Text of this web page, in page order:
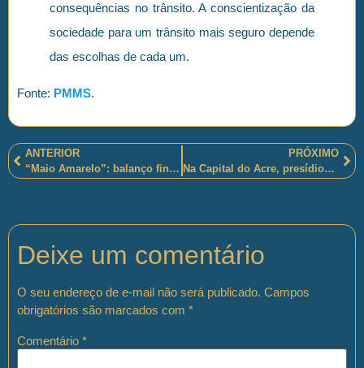
consequências no trânsito. A conscientização da
sociedade para um trânsito mais seguro depende
das escolhas de cada um.
Fonte: PMMS.
ANTERIOR
“Maio Amarelo”: balanço final da Polícia Militar do Distrito Federal e outros órgãos de trânsito
PRÓXIMO
Na Capital do Acre, presídios foram vistoriados por força tarefa constituída pelo Exército e Segurança Pública
Deixe um comentário
O seu endereço de e-mail não será publicado. Campos
obrigatórios são marcados com *
Comentário *